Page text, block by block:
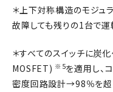
＊上下対称構造のモジュ
故障しても残りの1台で
＊すべてのスイッチに炭
MOSFET) ※5を適用し、
密度回路設計→98％を超